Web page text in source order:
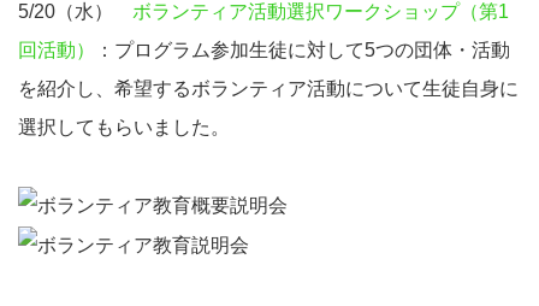
5/20（水） ボランティア活動選択ワークショップ（第1
回活動）
：プログラム参加生徒に対して5つの団体・活動
を紹介し、希望するボランティア活動について生徒自身に
選択してもらいました。